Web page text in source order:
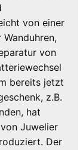
von einer
von
bereits jetzt
z.B.
hat
Juwelier
Der